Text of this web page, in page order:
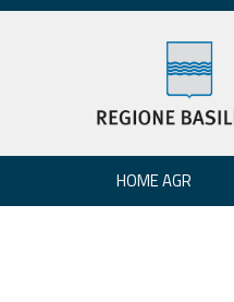
HOME AGR